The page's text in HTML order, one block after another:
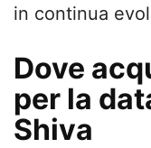
in continua
Dove
per la
Shiva